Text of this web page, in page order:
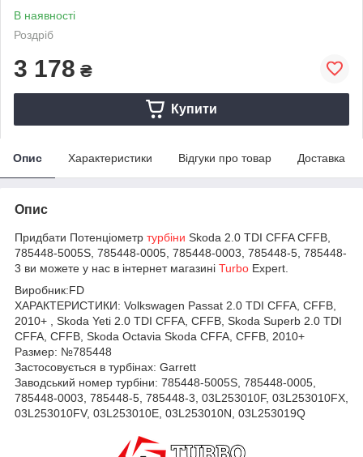
В наявності
Роздріб
3 178 ₴
Купити
Опис Характеристики Відгуки про товар Доставка
Опис
Придбати Потенціометр турбіни Skoda 2.0 TDI CFFA CFFB,
785448-5005S, 785448-0005, 785448-0003, 785448-5, 785448-
3 ви можете у нас в інтернет магазині Turbo Expert.
Виробник:FD
ХАРАКТЕРИСТИКИ: Volkswagen Passat 2.0 TDI CFFA, CFFB,
2010+ , Skoda Yeti 2.0 TDI CFFA, CFFB, Skoda Superb 2.0 TDI
CFFA, CFFB, Skoda Octavia Skoda CFFA, CFFB, 2010+
Размер: №785448
Застосовується в турбінах: Garrett
Заводський номер турбіни: 785448-5005S, 785448-0005,
785448-0003, 785448-5, 785448-3, 03L253010F, 03L253010FX,
03L253010FV, 03L253010E, 03L253010N, 03L253019Q